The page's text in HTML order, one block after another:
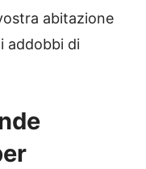
abitazione
addobbi di